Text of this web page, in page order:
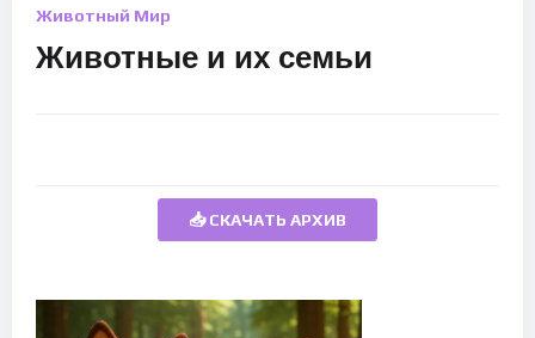
Животный Мир
Животные и их семьи
📥 СКАЧАТЬ АРХИВ